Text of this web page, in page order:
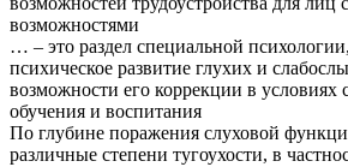
возможностями
… – это раздел специальной
психическое развитие глухих и
возможности его коррекции в условиях
обучения и воспитания
По глубине поражения слуховой
различные степени тугоухости, в